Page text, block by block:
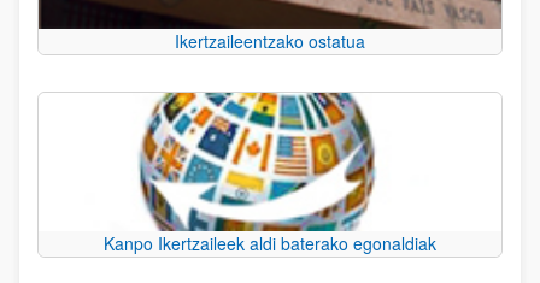
Ikertzaileentzako ostatua
Kanpo Ikertzaileek aldi baterako egonaldiak